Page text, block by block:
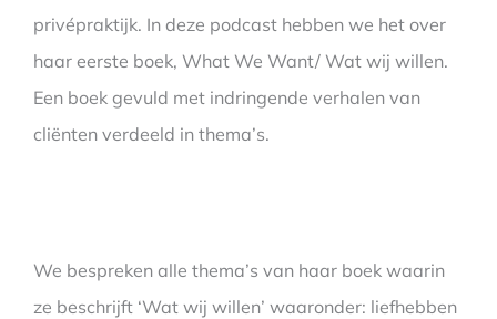
privépraktijk. In deze podcast hebben we het over
haar eerste boek, What We Want/ Wat wij willen.
Een boek gevuld met indringende verhalen van
cliënten verdeeld in thema’s.
We bespreken alle thema’s van haar boek waarin
ze beschrijft ‘Wat wij willen’ waaronder: liefhebben